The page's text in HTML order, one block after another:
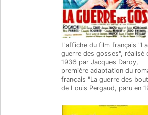
L'affiche du film français "La
guerre des gosses", réalisé
1936 par Jacques Daroy,
première adaptation du
français "La guerre des
de Louis Pergaud, paru en